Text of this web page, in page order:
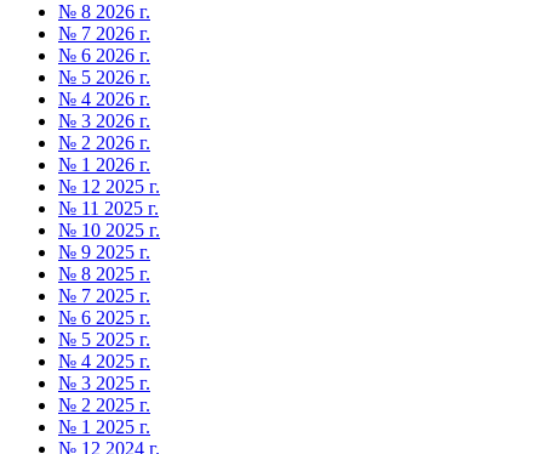
№ 8 2026 г.
№ 7 2026 г.
№ 6 2026 г.
№ 5 2026 г.
№ 4 2026 г.
№ 3 2026 г.
№ 2 2026 г.
№ 1 2026 г.
№ 12 2025 г.
№ 11 2025 г.
№ 10 2025 г.
№ 9 2025 г.
№ 8 2025 г.
№ 7 2025 г.
№ 6 2025 г.
№ 5 2025 г.
№ 4 2025 г.
№ 3 2025 г.
№ 2 2025 г.
№ 1 2025 г.
№ 12 2024 г.